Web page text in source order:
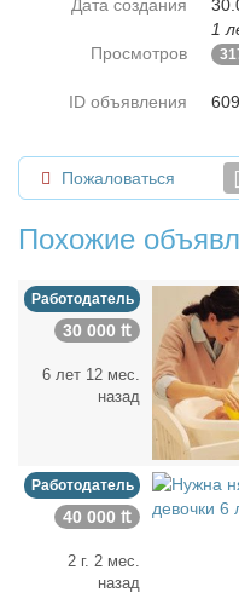
Дата создания
1
Просмотров
ID объявления
Пожаловаться
Похожие
Работодатель
30 000 ₶
6 лет 12 мес.
назад
Работодатель
40 000 ₶
2 г. 2 мес.
назад